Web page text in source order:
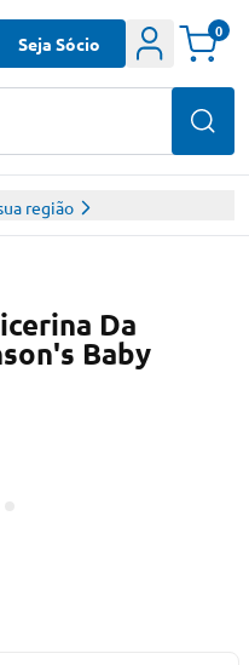
Seja Sócio
0
região
Da
Baby